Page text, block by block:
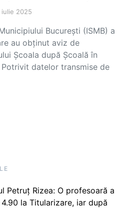
iulie 2025
București (ISMB) a
au obținut aviz de
Școala după Școală în
datelor transmise de
Petruț Rizea: O profesoară a
la Titularizare, iar după